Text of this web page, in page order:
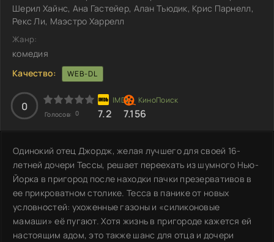
Шерил Хайнс, Ана Гастейер, Алан Тьюдик, Крис Парнелл,
Рекс Ли, Маэстро Харрелл
Жанр:
комедия
Качество:
WEB-DL
0
Голосов: 0 7.2 7.156
Одинокий отец Джордж, желая лучшего для своей 16-
летней дочери Тессы, решает переехать из шумного Нью-
Йорка в пригород после находки пачки презервативов в
ее прикроватном столике. Тесса в панике от новых
условностей: ухоженные газоны и «силиконовые
мамаши» её пугают. Хотя жизнь в пригороде кажется ей
настоящим адом, это также шанс для отца и дочери